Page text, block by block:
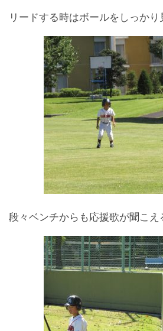
リードする時はボールをしっかり
段々ベンチからも応援歌が聞こ